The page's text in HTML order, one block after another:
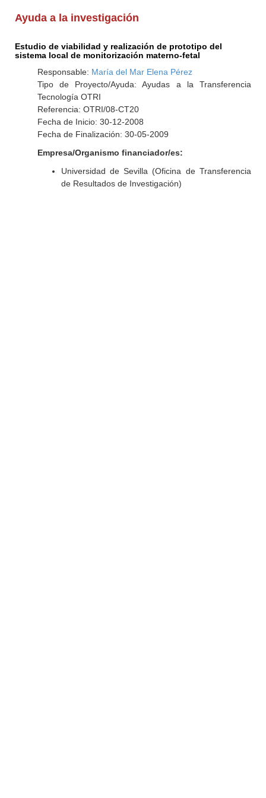
Ayuda a la investigación
Estudio de viabilidad y realización de prototipo del
sistema local de monitorización materno-fetal
Responsable: María del Mar Elena Pérez
Tipo de Proyecto/Ayuda: Ayudas a la Transferencia
Tecnología OTRI
Referencia: OTRI/08-CT20
Fecha de Inicio: 30-12-2008
Fecha de Finalización: 30-05-2009
Empresa/Organismo financiador/es:
Universidad de Sevilla (Oficina de Transferencia
de Resultados de Investigación)